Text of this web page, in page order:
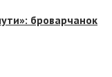
броварчанок